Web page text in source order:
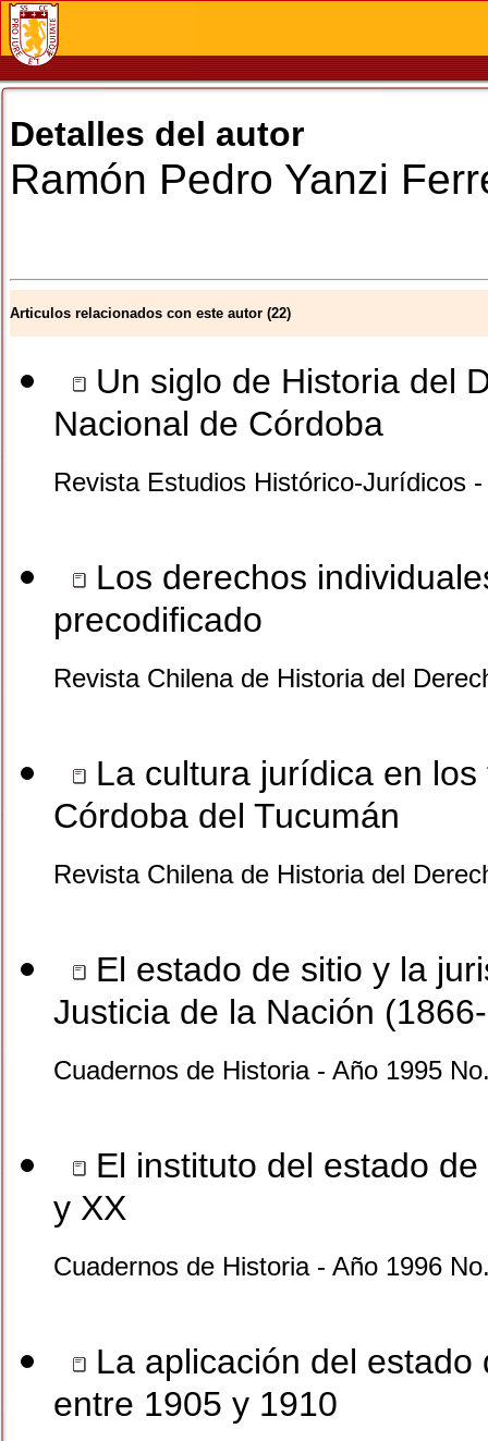
Detalles del autor
Ramón Pedro Yanzi
Articulos relacionados con este autor (22)
Un siglo de Historia del
Nacional de Córdoba
Revista Estudios Histórico-Jurídicos
Los derechos
precodificado
Revista Chilena de Historia del
La cultura jurídica en
Córdoba del Tucumán
Revista Chilena de Historia del
El estado de sitio y la
Justicia de la Nación
Cuadernos de Historia - Año 1995
El instituto del estado
y XX
Cuadernos de Historia - Año 1996
La aplicación del
entre 1905 y 1910